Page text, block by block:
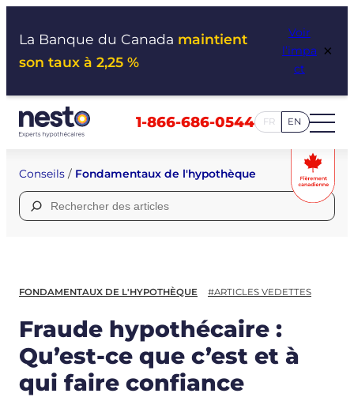
La Banque du Canada maintient
son taux à 2,25 %
Voir
l’impa
ct
×
1-866-686-0544 FR EN
Conseils / Fondamentaux de l'hypothèque
Rechercher :
FONDAMENTAUX DE L'HYPOTHÈQUE #ARTICLES VEDETTES
Fraude hypothécaire :
Qu’est-ce que c’est et à
qui faire confiance